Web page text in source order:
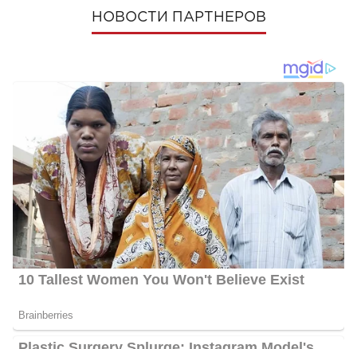
НОВОСТИ ПАРТНЕРОВ